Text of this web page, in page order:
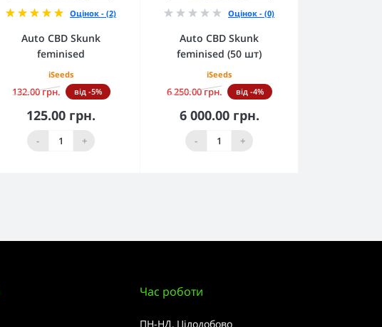
Оцінок - (2)
Auto CBD Skunk
feminised
iSeeds
132.00 грн. від -5%
125.00 грн.
- +
До кошика
Оцінок - (0)
Auto CBD Skunk
feminised (50 шт)
iSeeds
6 250.00 грн. від -4%
6 000.00 грн.
- +
До кошика
Час роботи
ПН-НД, Цілодобово